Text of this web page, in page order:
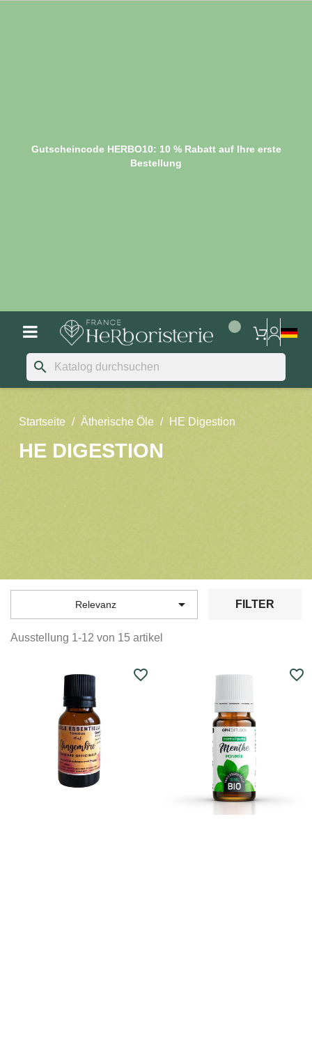
Gutscheincode HERBO10: 10 % Rabatt auf Ihre erste
Bestellung
search
Startseite Ätherische Öle HE Digestion
HE DIGESTION
Relevanz  FILTER
Ausstellung 1-12 von 15 artikel
favorite_border favorite_border